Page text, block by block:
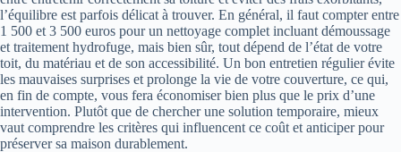
l’équilibre est parfois délicat à trouver. En général, il faut compter entre
1 500 et 3 500 euros pour un nettoyage complet incluant démoussage
et traitement hydrofuge, mais bien sûr, tout dépend de l’état de votre
toit, du matériau et de son accessibilité. Un bon entretien régulier évite
les mauvaises surprises et prolonge la vie de votre couverture, ce qui,
en fin de compte, vous fera économiser bien plus que le prix d’une
intervention. Plutôt que de chercher une solution temporaire, mieux
vaut comprendre les critères qui influencent ce coût et anticiper pour
préserver sa maison durablement.